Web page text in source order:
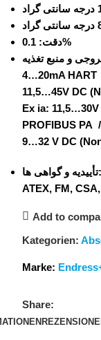
دقت:0.1%
4…20mA HART
11,5…45V DC
Ex ia: 11,5…30V
PROFIBUS PA
9…32 V DC
تأییدیه و گواهی ها:
ATEX, FM,
Add to
Kategorien:
Marke:
Share: